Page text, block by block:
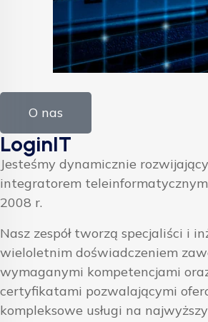
O nas
LoginIT
Jesteśmy dynamicznie
integratorem
2008 r.
Nasz zespół tworzą specjaliści i
wieloletnim doświadczeniem
wymaganymi kompetencjami
certyfikatami pozwalającymi
kompleksowe usługi na